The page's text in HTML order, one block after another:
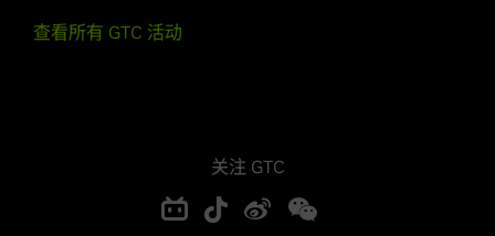
查看所有 GTC 活动
关注 GTC